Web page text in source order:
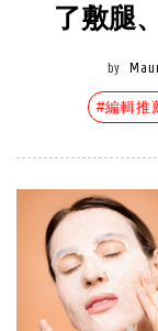
了敷腿
by
#編輯推